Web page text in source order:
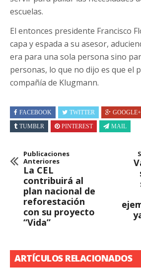
escuelas.
El entonces presidente Francisco
capa y espada a su asesor,
era para una sola persona sino
personas, lo que no dijo es que el
compañía de Klugmann.
FACEBOOK TWITTER GOOGLE+
TUMBLR
PINTEREST MAIL
Publicaciones
Anteriores
La CEL
contribuirá al
plan nacional de
reforestación
con su proyecto
“Vida”
ARTÍCULOS RELACIONADOS